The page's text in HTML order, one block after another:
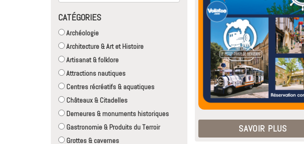
CATÉGORIES
Archéologie
Architecture & Art et Histoire
Artisanat & folklore
Attractions nautiques
Centres récréatifs & aquatiques
Châteaux & Citadelles
Demeures & monuments historiques
Gastronomie & Produits du Terroir
Grottes & cavernes
SAVOIR PLUS